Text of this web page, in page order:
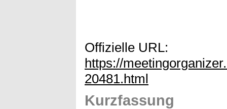
Offizielle URL:
https://
20481.html
Kurzfassung